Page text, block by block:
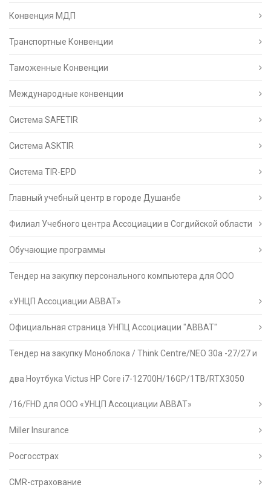
Конвенция МДП
Транспортные Конвенции
Таможенные Конвенции
Международные конвенции
Система SAFETIR
Система ASKTIR
Система TIR-EPD
Главный учебный центр в городе Душанбе
Филиал Учебного центра Ассоциации в Согдийской области
Обучающие программы
Тендер на закупку персонального компьютера для ООО
«УНЦП Ассоциации АВВАТ»
Официальная страница УНПЦ Ассоциации "АВВАТ"
Тендер на закупку Моноблока / Think Centre/NEO 30a -27/27 и
два Ноутбука Victus HP Core i7-12700H/16GP/1TB/RTX3050
/16/FHD для ООО «УНЦП Ассоциации АВВАТ»
Miller Insurance
Росгосстрах
CMR-страхование